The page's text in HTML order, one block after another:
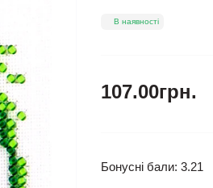
В наявності
107.00грн.
Бонусні бали: 3.21